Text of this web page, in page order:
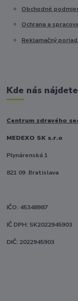
Obchodné
Ochrana a
Reklamačný
Kde nás nájdete
Centrum zdravého
MEDEXO SK s.r.o
Plynárenská 1
821 09 Bratislava
IČO: 45348987
IČ DPH: SK2022945903
DIČ: 2022945903